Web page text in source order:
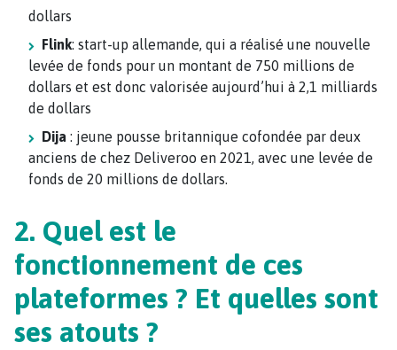
dollars
Flink: start-up allemande, qui a réalisé une nouvelle
levée de fonds pour un montant de 750 millions de
dollars et est donc valorisée aujourd’hui à 2,1 milliards
de dollars
Dija : jeune pousse britannique cofondée par deux
anciens de chez Deliveroo en 2021, avec une levée de
fonds de 20 millions de dollars.
2. Quel est le
fonctionnement de ces
plateformes ? Et quelles sont
ses atouts ?